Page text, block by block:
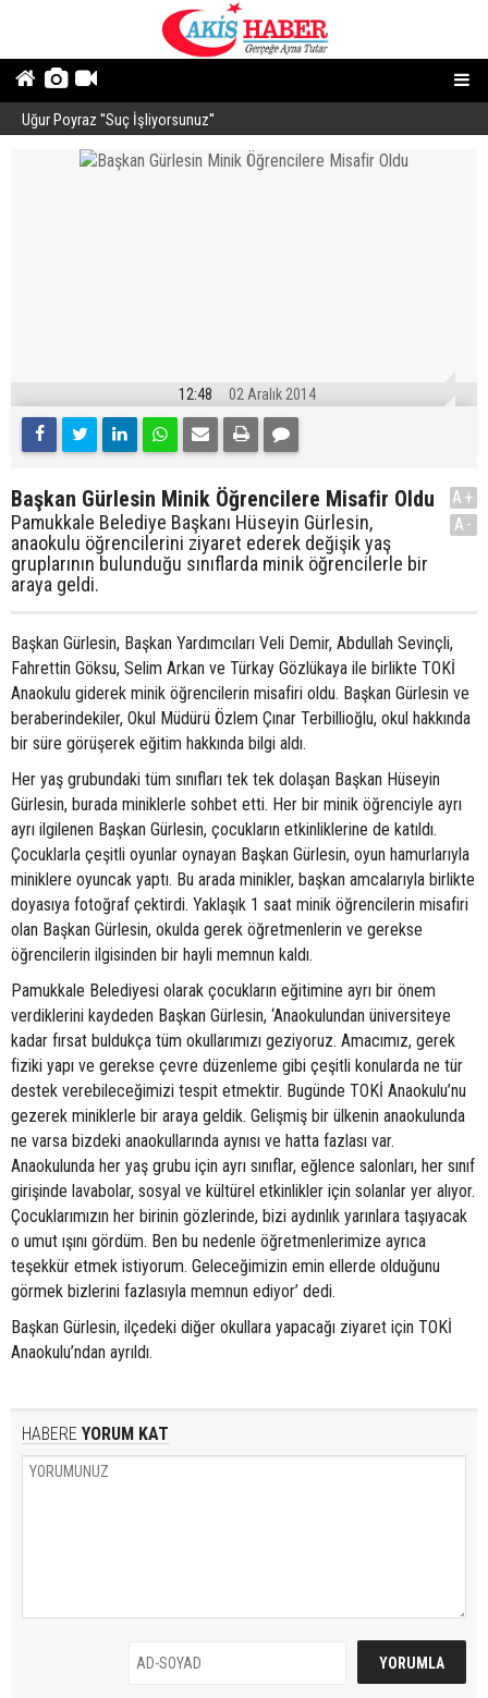
Uğur Poyraz ''Suç İşliyorsunuz''
12:48 02 Aralık 2014
Başkan Gürlesin Minik Öğrencilere Misafir Oldu
Pamukkale Belediye Başkanı Hüseyin Gürlesin,
anaokulu öğrencilerini ziyaret ederek değişik yaş
gruplarının bulunduğu sınıflarda minik öğrencilerle bir
araya geldi.
A+
A-
Başkan Gürlesin, Başkan Yardımcıları Veli Demir, Abdullah Sevinçli,
Fahrettin Göksu, Selim Arkan ve Türkay Gözlükaya ile birlikte TOKİ
Anaokulu giderek minik öğrencilerin misafiri oldu. Başkan Gürlesin ve
beraberindekiler, Okul Müdürü Özlem Çınar Terbillioğlu, okul hakkında
bir süre görüşerek eğitim hakkında bilgi aldı.
Her yaş grubundaki tüm sınıfları tek tek dolaşan Başkan Hüseyin
Gürlesin, burada miniklerle sohbet etti. Her bir minik öğrenciyle ayrı
ayrı ilgilenen Başkan Gürlesin, çocukların etkinliklerine de katıldı.
Çocuklarla çeşitli oyunlar oynayan Başkan Gürlesin, oyun hamurlarıyla
miniklere oyuncak yaptı. Bu arada minikler, başkan amcalarıyla birlikte
doyasıya fotoğraf çektirdi. Yaklaşık 1 saat minik öğrencilerin misafiri
olan Başkan Gürlesin, okulda gerek öğretmenlerin ve gerekse
öğrencilerin ilgisinden bir hayli memnun kaldı.
Pamukkale Belediyesi olarak çocukların eğitimine ayrı bir önem
verdiklerini kaydeden Başkan Gürlesin, ‘Anaokulundan üniversiteye
kadar fırsat buldukça tüm okullarımızı geziyoruz. Amacımız, gerek
fiziki yapı ve gerekse çevre düzenleme gibi çeşitli konularda ne tür
destek verebileceğimizi tespit etmektir. Bugünde TOKİ Anaokulu’nu
gezerek miniklerle bir araya geldik. Gelişmiş bir ülkenin anaokulunda
ne varsa bizdeki anaokullarında aynısı ve hatta fazlası var.
Anaokulunda her yaş grubu için ayrı sınıflar, eğlence salonları, her sınıf
girişinde lavabolar, sosyal ve kültürel etkinlikler için solanlar yer alıyor.
Çocuklarımızın her birinin gözlerinde, bizi aydınlık yarınlara taşıyacak
o umut ışını gördüm. Ben bu nedenle öğretmenlerimize ayrıca
teşekkür etmek istiyorum. Geleceğimizin emin ellerde olduğunu
görmek bizlerini fazlasıyla memnun ediyor’ dedi.
Başkan Gürlesin, ilçedeki diğer okullara yapacağı ziyaret için TOKİ
Anaokulu’ndan ayrıldı.
HABERE YORUM KAT